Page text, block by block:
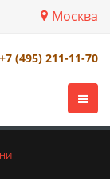
Москва
+7 (495) 211-11-70